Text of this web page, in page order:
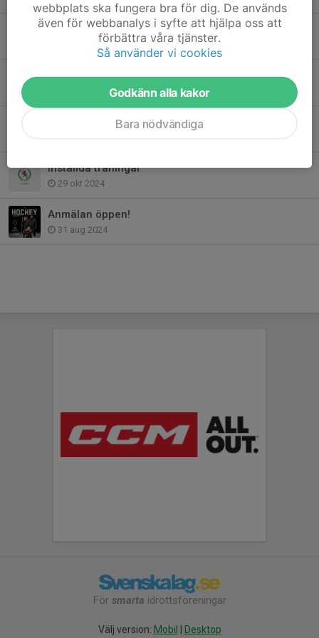
Föräldrarmöte 1/3
27 feb 2025
OBS Inställd träning OBS
Hockskolans Helg
Inställda träningar
29 okt 2024
Anmälan öppen!
31 aug 2024
För smarta idrottsföreningar
Välj version: Mobil | Desktop
webbplats ska fungera bra för dig. De används
även för webbanalys i syfte att hjälpa oss att
förbättra våra tjänster.
Så använder vi cookies
Godkänn alla kakor
Bara nödvändiga